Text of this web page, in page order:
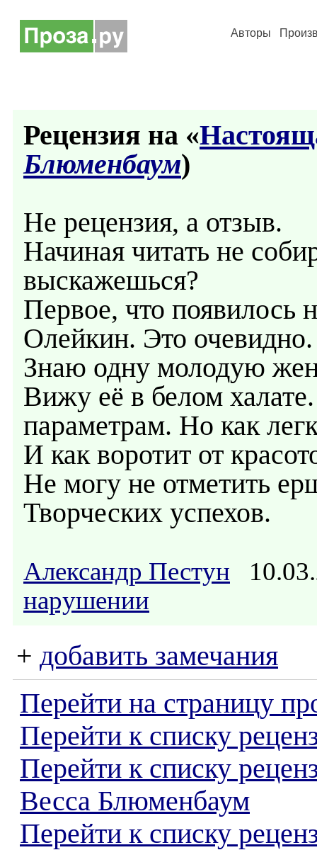
Авторы
Рецензия на «
Блюменбаум)
Не рецензия, а отзыв.
Начиная читать не
выскажешься?
Первое, что появилось
Олейкин. Это очевидно.
Знаю одну молодую
Вижу её в белом
параметрам. Но как
И как воротит от
Не могу не отметить
Творческих успехов.
Александр Пестун
нарушении
+ добавить замечания
Перейти на страницу
Перейти к списку
Перейти к списку
Весса Блюменбаум
Перейти к списку